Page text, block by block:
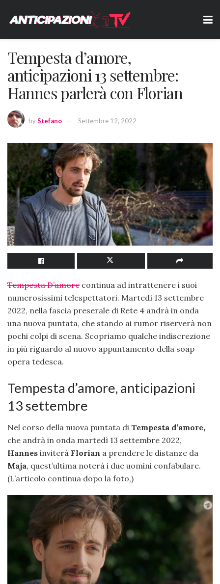
Tempesta d’amore,
anticipazioni 13 settembre:
Hannes parlerà con Florian
byStefano Settembre 12, 2022
Tempesta D’amore continua ad intrattenere i suoi
numerosissimi telespettatori. Martedì 13 settembre
2022, nella fascia preserale di Rete 4 andrà in onda
una nuova puntata, che stando ai rumor riserverà non
pochi colpi di scena. Scopriamo qualche indiscrezione
in più riguardo al nuovo appuntamento della soap
opera tedesca.
Tempesta d’amore, anticipazioni
13 settembre
Nel corso della nuova puntata di Tempesta d’amore,
che andrà in onda martedì 13 settembre 2022,
Hannes inviterà Florian a prendere le distanze da
Maja, quest’ultima noterà i due uomini confabulare.
(L’articolo continua dopo la foto,)